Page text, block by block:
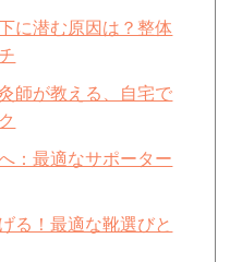
に潜む原因は？整体
師が教える、自宅で
：最適なサポーター
る！最適な靴選びと